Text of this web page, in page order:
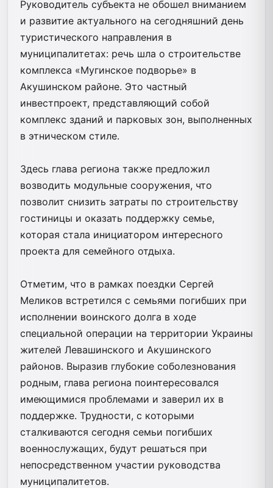
Руководитель субъекта не обошел вниманием
и развитие актуального на сегодняшний день
туристического направления в
муниципалитетах: речь шла о строительстве
комплекса «Мугинское подворье» в
Акушинском районе. Это частный
инвестпроект, представляющий собой
комплекс зданий и парковых зон, выполненных
в этническом стиле.
Здесь глава региона также предложил
возводить модульные сооружения, что
позволит снизить затраты по строительству
гостиницы и оказать поддержку семье,
которая стала инициатором интересного
проекта для семейного отдыха.
Отметим, что в рамках поездки Сергей
Меликов встретился с семьями погибших при
исполнении воинского долга в ходе
специальной операции на территории Украины
жителей Левашинского и Акушинского
районов. Выразив глубокие соболезнования
родным, глава региона поинтересовался
имеющимися проблемами и заверил их в
поддержке. Трудности, с которыми
сталкиваются сегодня семьи погибших
военнослужащих, будут решаться при
непосредственном участии руководства
муниципалитетов.